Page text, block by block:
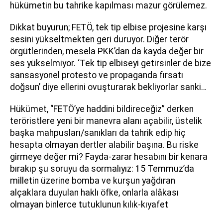
hükümetin bu tahrike kapılması mazur görülemez.
Dikkat buyurun; FETÖ, tek tip elbise projesine karşı
sesini yükseltmekten geri duruyor. Diğer terör
örgütlerinden, mesela PKK’dan da kayda değer bir
ses yükselmiyor. ‘Tek tip elbiseyi getirsinler de bize
sansasyonel protesto ve propaganda fırsatı
doğsun’ diye ellerini ovuşturarak bekliyorlar sanki…
Hükümet, “FETÖ’ye haddini bildireceğiz” derken
teröristlere yeni bir manevra alanı açabilir, üstelik
başka mahpusları/sanıkları da tahrik edip hiç
hesapta olmayan dertler alabilir başına. Bu riske
girmeye değer mi? Fayda-zarar hesabını bir kenara
bırakıp şu soruyu da sormalıyız: 15 Temmuz’da
milletin üzerine bomba ve kurşun yağdıran
alçaklara duyulan haklı öfke, onlarla alâkası
olmayan binlerce tutuklunun kılık-kıyafet